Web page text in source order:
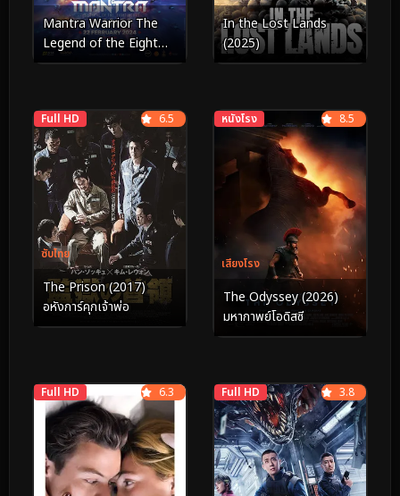
Mantra Warrior The
Legend of the Eight
Moons (2023) นักรบมน
In the Lost Lands
(2025)
Full HD
ซับไทย
6.5
The Prison (2017)
อหังการ์คุกเจ้าพ่อ
หนังโรง
เสียงโรง
8.5
The Odyssey (2026)
มหากาพย์โอดิสซี
Full HD 6.3 Full HD 3.8